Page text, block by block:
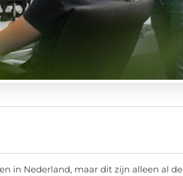
in Nederland, maar dit zijn alleen al de